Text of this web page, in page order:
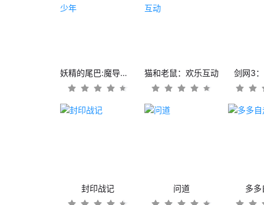
妖精的尾巴:魔导少年 猫和老鼠：欢乐互动 剑网3
封印战记 问道 多多